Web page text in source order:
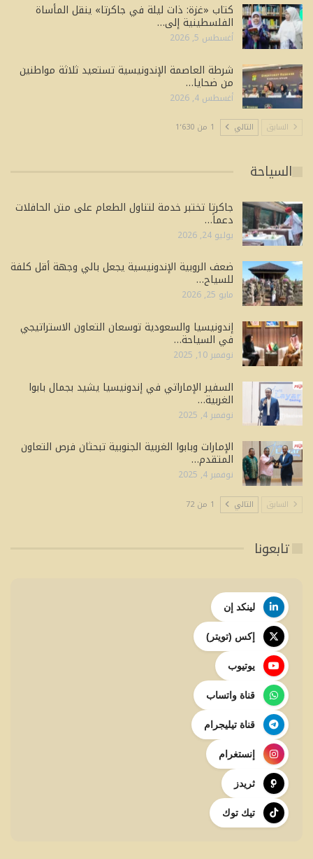
كتاب «غزة: ذات ليلة في جاكرتا» ينقل المأساة
الفلسطينية إلى…
أغسطس 5, 2026
شرطة العاصمة الإندونيسية تستعيد ثلاثة مواطنين
من ضحايا…
أغسطس 4, 2026
السابق التالي 1 من 1٬630
السياحة
جاكرتا تختبر خدمة لتناول الطعام على متن الحافلات
دعماً…
يوليو 24, 2026
ضعف الروبية الإندونيسية يجعل بالي وجهة أقل كلفة
للسياح…
مايو 25, 2026
إندونيسيا والسعودية توسعان التعاون الاستراتيجي
في السياحة…
نوفمبر 10, 2025
السفير الإماراتي في إندونيسيا يشيد بجمال بابوا
الغربية…
نوفمبر 4, 2025
الإمارات وبابوا الغربية الجنوبية تبحثان فرص التعاون
المتقدم…
نوفمبر 4, 2025
السابق التالي 1 من 72
تابعونا
لينكد إن
إكس (تويتر)
يوتيوب
قناة واتساب
قناة تيليجرام
إنستغرام
ثريدز
تيك توك